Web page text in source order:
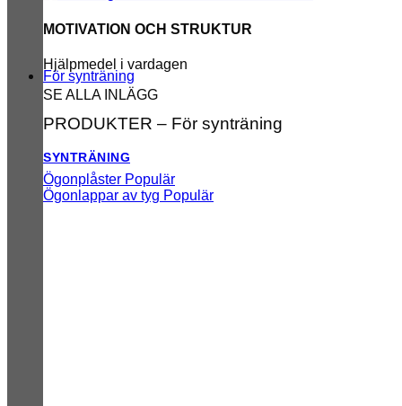
MOTIVATION OCH STRUKTUR
Hjälpmedel i vardagen
SE ALLA INLÄGG
För synträning
PRODUKTER – För synträning
SYNTRÄNING
Ögonplåster
Ögonlappar av tyg